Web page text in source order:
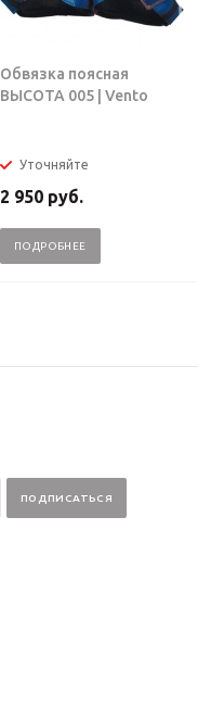
Обвязка поясная
ВЫСОТА 005 | Vento
Уточняйте
2 950 руб.
ПОДРОБНЕЕ